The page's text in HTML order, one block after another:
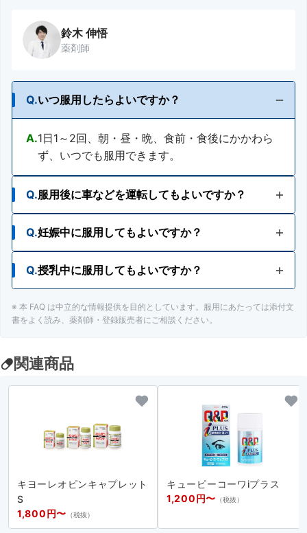
鈴木 伸悟
薬剤師
Q.いつ服用したらよいですか？
A.1日1～2回、朝・昼・晩、食前・食後にかかわら
ず、いつでも服用できます。
Q.服用後に車などを運転してもよいですか？
A.眠くなる成分無配合。服用後も車などの運転や機
械類等の操作ができます。
Q.妊娠中に服用してもよいですか？
A.妊娠中の人でも服用が検討できますが、カフェイ
ンが含まれているため、ノンカフェインをおすす
めします。
Q.授乳中に服用してもよいですか？
A.授乳中の人でも服用が検討できますが、カフェイ
ンが含まれているため、ノンカフェインをおすす
※ 本 FAQ は中立的な情報提供を目的としています。服用にあたっては添付文
書をよく読み、薬剤師・登録販売者にご相談ください。
関連商品
キヨーレオピンキャプレット
S
1,800円〜 （税抜）
キューピーコーワiプラス
1,200円〜 （税抜）